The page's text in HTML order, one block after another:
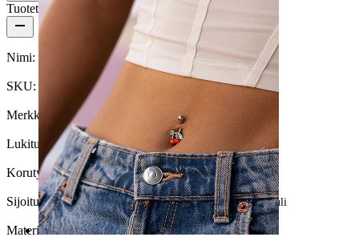
Tuotetiedot
Nimi: Titaanilabret sisäkierteillä
SKU:
Merkki: Bodymod Premium
Lukitustyyppi:Sisäkierteet
Korutyyppi:Labret, Flatback
Sijoitus:Tragus, Korvalehti, Helix, Conch, Anti-helix, Huuli
Materiaali:Titaani